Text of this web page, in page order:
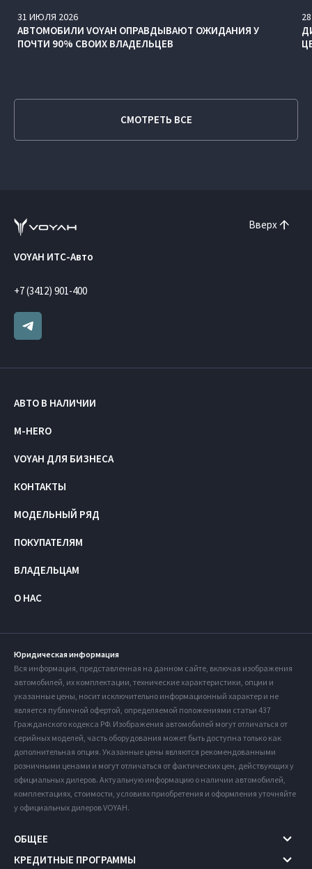
31 ИЮЛЯ 2026
АВТОМОБИЛИ VOYAH ОПРАВДЫВАЮТ ОЖИДАНИЯ У
ПОЧТИ 90% СВОИХ ВЛАДЕЛЬЦЕВ
28
СМОТРЕТЬ ВСЕ
Вверх
VOYAH ИТС-Авто
+7 (3412) 901-400
АВТО В НАЛИЧИИ
M-HERO
VOYAH ДЛЯ БИЗНЕСА
КОНТАКТЫ
МОДЕЛЬНЫЙ РЯД
ПОКУПАТЕЛЯМ
ВЛАДЕЛЬЦАМ
О НАС
Юридическая информация
Вся информация, представленная на данном сайте, включая изображения
автомобилей, их комплектации, технические характеристики, опции и
указанные цены, носит исключительно информационный характер и не
является публичной офертой, определяемой положениями статьи 437
Гражданского кодекса РФ. Изображения автомобилей могут отличаться от
серийных моделей, часть оборудования может быть доступна только как
дополнительная опция. Указанные цены являются рекомендованными
розничными ценами и могут отличаться от фактических цен, действующих у
официальных дилеров. Актуальную информацию о наличии автомобилей,
комплектациях, стоимости, условиях приобретения и оформления уточняйте
у официальных дилеров VOYAH.
ОБЩЕЕ
КРЕДИТНЫЕ ПРОГРАММЫ